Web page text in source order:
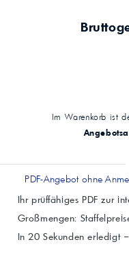
Im Warenkorb ist
PDF-Angebot ohne
Ihr prüffähiges PDF zur
Großmengen:
In 20 Sekunden erledigt